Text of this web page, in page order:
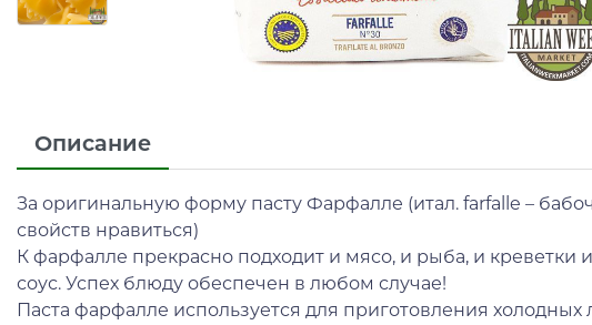
Описание
За оригинальную форму пасту Фарфалле (итал. farfalle –
свойств нравиться)
К фарфалле прекрасно подходит и мясо, и рыба, и
соус. Успех блюду обеспечен в любом случае!
Паста фарфалле используется для приготовления